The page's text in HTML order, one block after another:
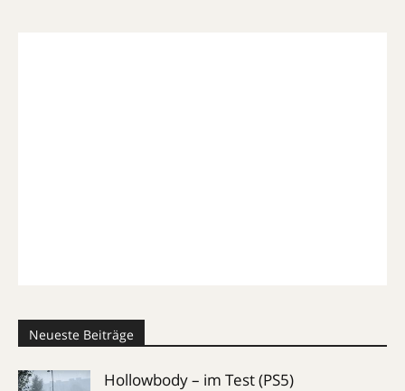
Neueste Beiträge
Hollowbody – im Test (PS5)